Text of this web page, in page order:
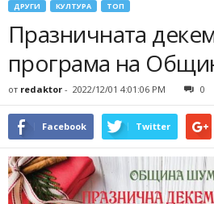
ДРУГИ КУЛТУРА ТОП
Празничната
програма на
от redaktor - 2022/12/01 4:01:06 PM 0
Facebook Twitter